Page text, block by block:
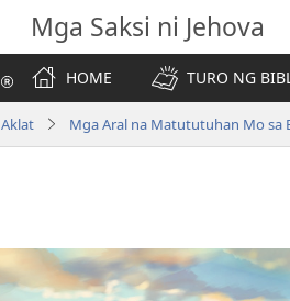
Mga Saksi ni Jehova
HOME
TURO NG
Aklat Mga Aral na Matututuhan Mo sa